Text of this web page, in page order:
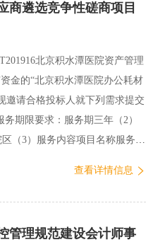
商遴选竞争性磋商项目
金的“北京积水潭医院办公耗材
邀请合格投标人就下列需求提交
期限要求：服务期三年（2）
（3）服务内容项目名称服务期
磋商及评审、推荐成交供应商
愿的投标人按照本公告在工作
查看详情信息
管理规范建设会计师事